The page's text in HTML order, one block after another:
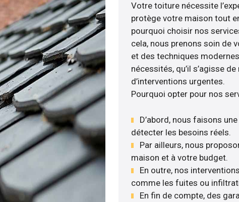
Votre toiture nécessite
protège votre maison tout
pourquoi choisir nos
cela, nous prenons soin de
et des techniques
nécessités, qu’il s’agisse
d’interventions urgentes.
Pourquoi opter pour nos
D’abord, nous faisons
détecter les besoins réels.
Par ailleurs, nous
maison et à votre budget.
En outre, nos
comme les fuites ou
En fin de compte, des